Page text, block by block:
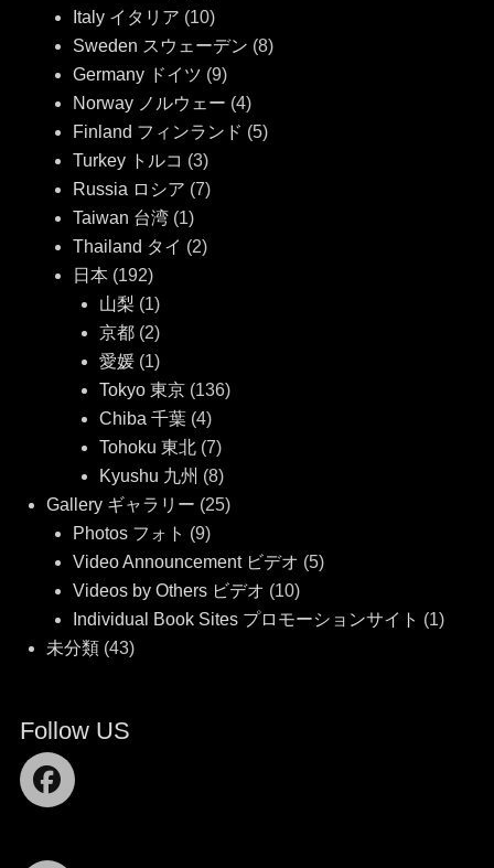
Italy イタリア (10)
Sweden スウェーデン (8)
Germany ドイツ (9)
Norway ノルウェー (4)
Finland フィンランド (5)
Turkey トルコ (3)
Russia ロシア (7)
Taiwan 台湾(1)
Thailand タイ (2)
日本 (192)
山梨 (1)
京都(2)
愛媛(1)
Tokyo 東京(136)
Chiba 千葉(4)
Tohoku 東北(7)
Kyushu 九州 (8)
Gallery ギャラリー (25)
Photos フォト (9)
Video Announcement ビデオ (5)
Videos by Others ビデオ (10)
Individual Book Sites プロモーションサイト (1)
未分類(43)
Follow US
Facebook